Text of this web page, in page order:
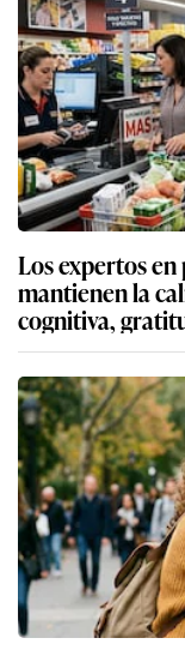
Los expertos
mantienen la
cognitiva,